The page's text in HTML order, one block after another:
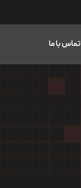
تماس با ما